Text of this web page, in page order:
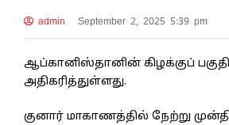
admin September 2, 2025 5:39 pm
ஆப்கானிஸ்தானின் கிழக்குப்
அதிகரித்துள்ளது.
குனார் மாகாணத்தில் நேற்று